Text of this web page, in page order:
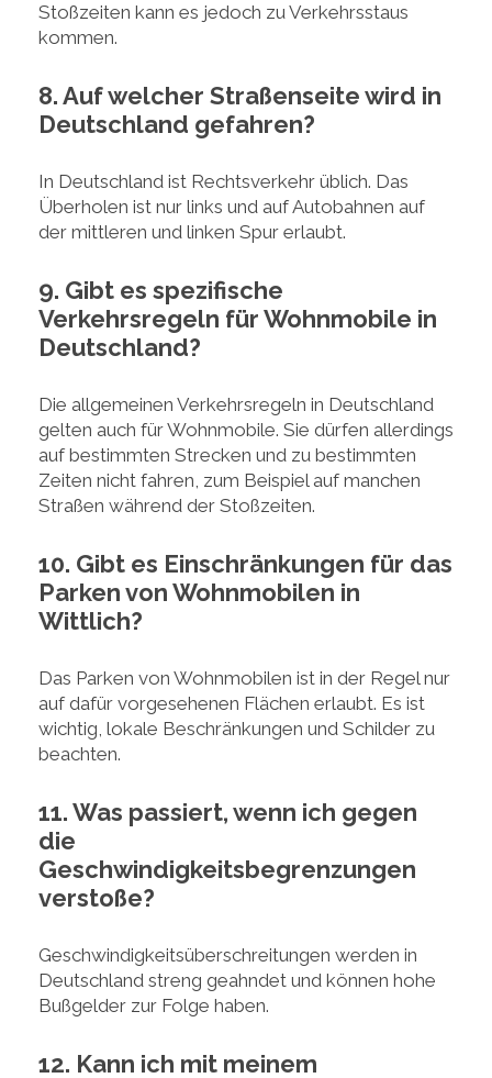
Stoßzeiten kann es jedoch zu Verkehrsstaus
kommen.
8. Auf welcher Straßenseite wird in
Deutschland gefahren?
In Deutschland ist Rechtsverkehr üblich. Das
Überholen ist nur links und auf Autobahnen auf
der mittleren und linken Spur erlaubt.
9. Gibt es spezifische
Verkehrsregeln für Wohnmobile in
Deutschland?
Die allgemeinen Verkehrsregeln in Deutschland
gelten auch für Wohnmobile. Sie dürfen allerdings
auf bestimmten Strecken und zu bestimmten
Zeiten nicht fahren, zum Beispiel auf manchen
Straßen während der Stoßzeiten.
10. Gibt es Einschränkungen für das
Parken von Wohnmobilen in
Wittlich?
Das Parken von Wohnmobilen ist in der Regel nur
auf dafür vorgesehenen Flächen erlaubt. Es ist
wichtig, lokale Beschränkungen und Schilder zu
beachten.
11. Was passiert, wenn ich gegen
die
Geschwindigkeitsbegrenzungen
verstoße?
Geschwindigkeitsüberschreitungen werden in
Deutschland streng geahndet und können hohe
Bußgelder zur Folge haben.
12. Kann ich mit meinem